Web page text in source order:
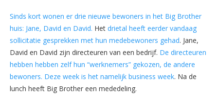
Sinds kort wonen er drie nieuwe bewoners in het Big Brother
huis: Jane, David en David. Het drietal heeft eerder vandaag
sollicitatie gesprekken met hun medebewoners gehad. Jane,
David en David zijn directeuren van een bedrijf. De directeuren
hebben hebben zelf hun “werknemers” gekozen, de andere
bewoners. Deze week is het namelijk business week. Na de
lunch heeft Big Brother een mededeling.